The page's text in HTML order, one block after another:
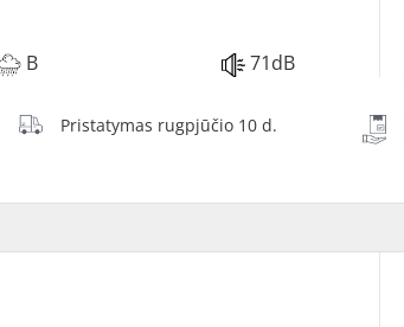
B 71dB
Pristatymas rugpjūčio 10 d.